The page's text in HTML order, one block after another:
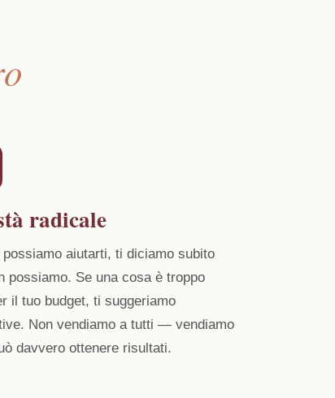
radicale
possiamo aiutarti, ti diciamo subito
possiamo. Se una cosa è troppo
il tuo budget, ti suggeriamo
Non vendiamo a tutti — vendiamo
davvero ottenere risultati.